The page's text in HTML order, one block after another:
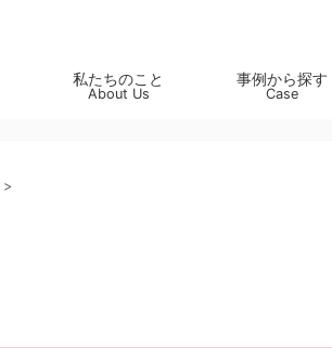
私たちのこと
About Us
事例から探す
Case
>